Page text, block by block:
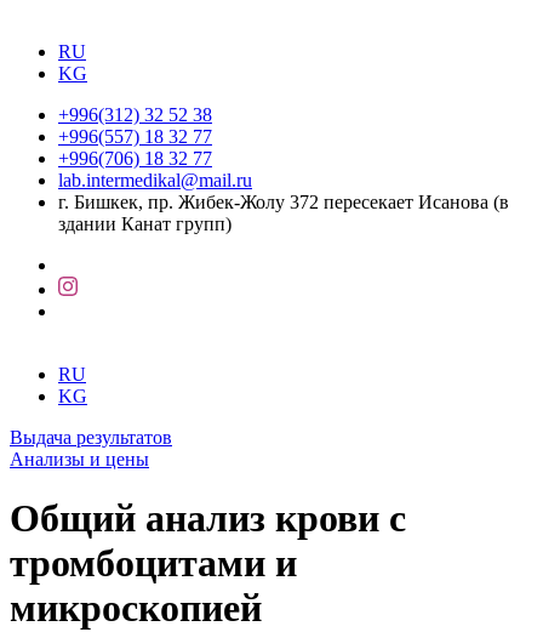
RU
KG
+996(312) 32 52 38
+996(557) 18 32 77
+996(706) 18 32 77
lab.intermedikal@mail.ru
г. Бишкек, пр. Жибек-Жолу 372 пересекает Исанова (в
здании Канат групп)
RU
KG
Выдача результатов
Анализы и цены
Общий анализ крови с
тромбоцитами и
микроскопией